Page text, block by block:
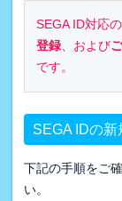
SEGA ID対応
登録 、および
です。
SEGA IDの新
下記の手順をご
い。